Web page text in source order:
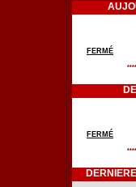
FERMÉ
FERMÉ